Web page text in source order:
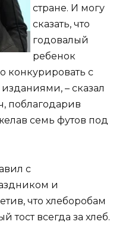
стране. И могу
сказать, что
годовалый
ребенок
конкурировать с
– сказал
поблагодарив
семь футов под
с
и
что хлеборобам
тост всегда за хлеб.